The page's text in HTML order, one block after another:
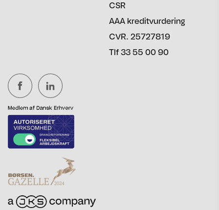
CSR
AAA kreditvurdering
CVR. 25727819
Tlf 33 55 00 90